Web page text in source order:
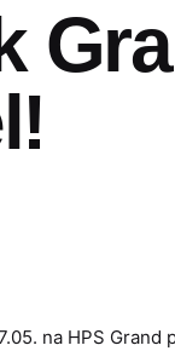
na HPS Grand